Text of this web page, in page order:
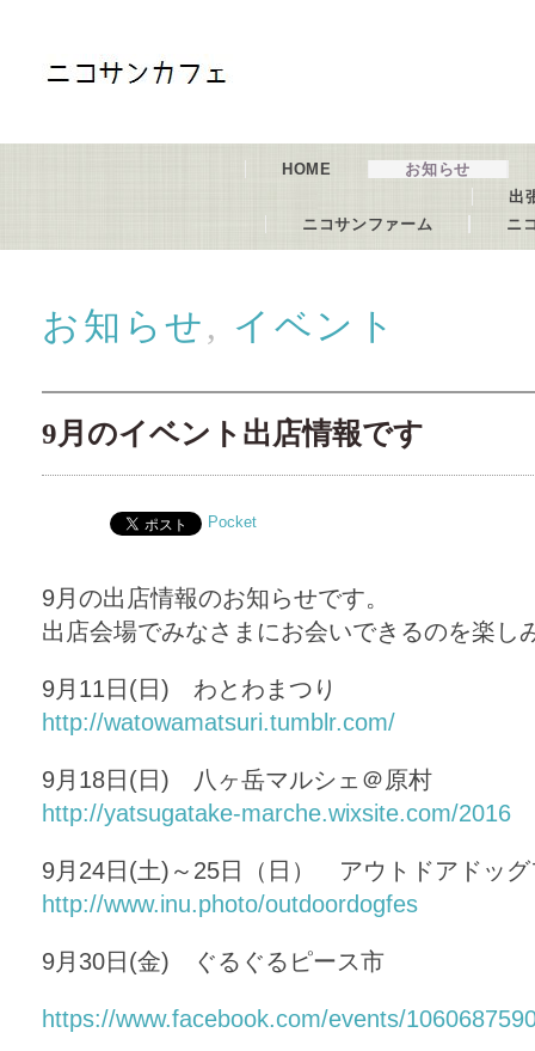
HOME
お知らせ
出
ニコサンファーム
ニ
お知らせ , イベント
9月のイベント出店情報です
Pocket
9月の出店情報のお知らせです。
出店会場でみなさまにお会いできるのを楽し
9月11日(日) わとわまつり
http://watowamatsuri.tumblr.com/
9月18日(日) 八ヶ岳マルシェ＠原村
http://yatsugatake-marche.wixsite.com/2016
9月24日(土)～25日（日） アウトドアドッグ
http://www.inu.photo/outdoordogfes
9月30日(金) ぐるぐるピース市
https://www.facebook.com/events/